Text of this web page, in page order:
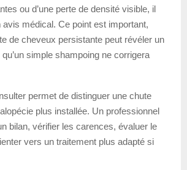
ou d’une perte de densité visible, il
avis médical. Ce point est important,
de cheveux persistante peut révéler un
simple shampoing ne corrigera
permet de distinguer une chute
plus installée. Un professionnel
bilan, vérifier les carences, évaluer le
vers un traitement plus adapté si